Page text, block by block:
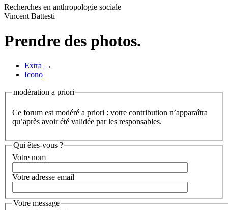
Recherches en anthropologie sociale
Vincent Battesti
Prendre des photos.
Extra →
Icono
modération a priori
Ce forum est modéré a priori : votre contribution n’apparaîtra
qu’après avoir été validée par les responsables.
Qui êtes-vous ?
Votre nom
Votre adresse email
Votre message